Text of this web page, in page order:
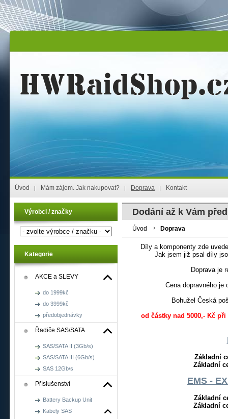
Úvod Mám zájem. Jak nakupovat? Doprava Kontakt
Výrobci / značky
Kategorie
AKCE a SLEVY
do 1999kč
do 3999kč
předobjednávky
Řadiče SAS/SATA
SAS/SATA II (3Gb/s)
SAS/SATA III (6Gb/s)
SAS 12Gb/s
Příslušenství
Battery Backup Unit
Kabely SAS
Dodání až k Vám
Úvod Doprava
Díly a komponenty zde
Jak jsem již psal díly
Doprava je
Cena dopravného je
Bohužel Česká
od částky nad 5000,- Kč
Základní
Základní
EMS -
Základní
Základní